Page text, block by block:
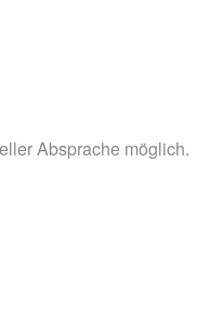
Absprache möglich.